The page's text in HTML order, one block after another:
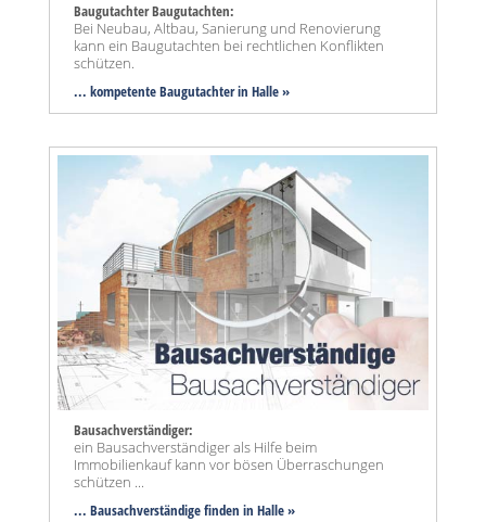
Baugutachter Baugutachten:
Bei Neubau, Altbau, Sanierung und Renovierung
kann ein Baugutachten bei rechtlichen Konflikten
schützen.
... kompetente Baugutachter in Halle »
Bausachverständiger:
ein Bausachverständiger als Hilfe beim
Immobilienkauf kann vor bösen Überraschungen
schützen ...
... Bausachverständige finden in Halle »